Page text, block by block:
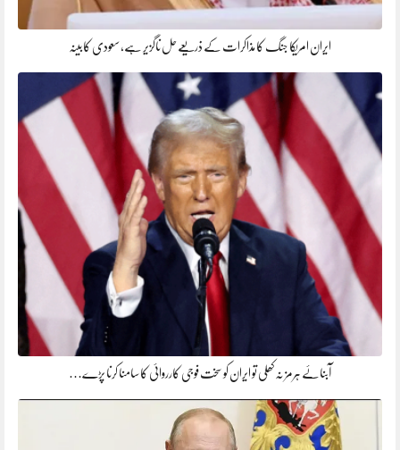
ایران امریکا جنگ کا مذاکرات کے ذریعے حل ناگزیر ہے، سعودی کابینہ
آبنائے ہرمز نہ کھلی تو ایران کو سخت فوجی کارروائی کا سامنا کرنا پڑے…